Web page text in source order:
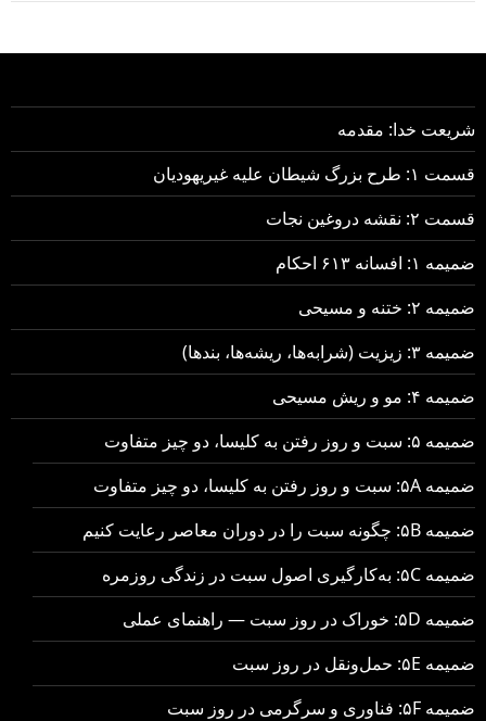
شریعت خدا: مقدمه
قسمت ۱: طرح بزرگ شیطان علیه غیریهودیان
قسمت ۲: نقشه دروغین نجات
ضمیمه ۱: افسانه ۶۱۳ احکام
ضمیمه ۲: ختنه و مسیحی
ضمیمه ۳: زیزیت (شرابه‌ها، ریشه‌ها، بندها)
ضمیمه ۴: مو و ریش مسیحی
ضمیمه ۵: سبت و روز رفتن به کلیسا، دو چیز متفاوت
ضمیمه ۵A: سبت و روز رفتن به کلیسا، دو چیز متفاوت
ضمیمه ۵B: چگونه سبت را در دوران معاصر رعایت کنیم
ضمیمه ۵C: به‌کارگیری اصول سبت در زندگی روزمره
ضمیمه ۵D: خوراک در روز سبت — راهنمای عملی
ضمیمه ۵E: حمل‌ونقل در روز سبت
ضمیمه ۵F: فناوری و سرگرمی در روز سبت